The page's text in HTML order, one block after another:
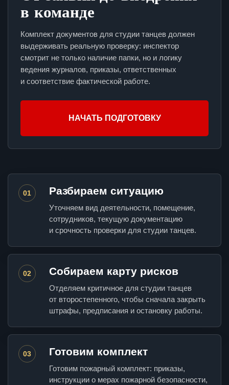
в команде
Комплект документов для студии танцев должен
выдерживать реальную проверку: инспектор
смотрит не только наличие папки, но и логику
ведения журналов, приказы, ответственных
и соответствие фактической работе.
НАЧАТЬ ПОДГОТОВКУ
01 Разбираем ситуацию
Уточняем вид деятельности, помещение,
сотрудников, текущую документацию
и срочность проверки для студии танцев.
02 Собираем карту рисков
Отделяем критичное для студии танцев
от второстепенного, чтобы сначала закрыть
штрафы, предписания и остановку работы.
03 Готовим комплект
Готовим пожарный комплект: приказы,
инструкции о мерах пожарной безопасности,